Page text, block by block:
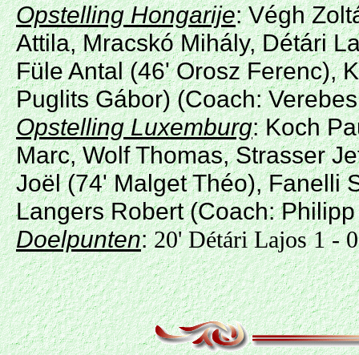
Opstelling Hongarije: Végh
Attila, Mracskó Mihály, Détári
Füle Antal (46' Orosz Ferenc),
Puglits Gábor) (Coach:
Opstelling Luxemburg: Koch
Marc, Wolf Thomas, Strasser
Joël (74' Malget Théo), Fanelli
Langers Robert (Coach:
Doelpunten:20' Détári Lajos 1 - 0